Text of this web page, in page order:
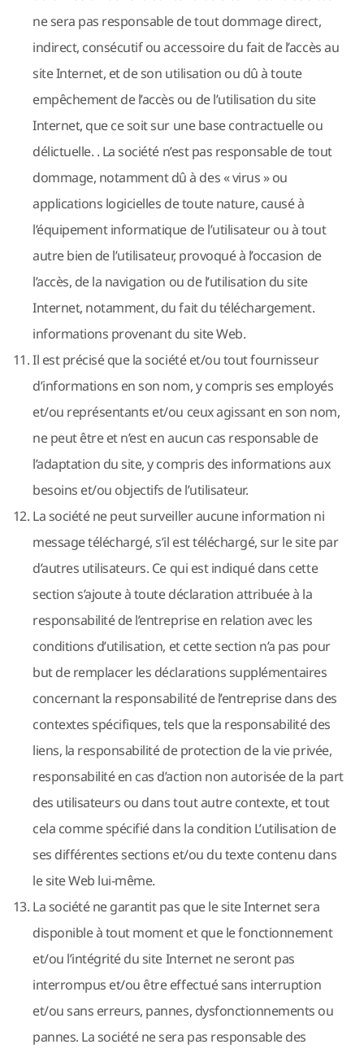
ne sera pas responsable de tout dommage direct,
indirect, consécutif ou accessoire du fait de l’accès au
site Internet, et de son utilisation ou dû à toute
empêchement de l’accès ou de l’utilisation du site
Internet, que ce soit sur une base contractuelle ou
délictuelle. . La société n’est pas responsable de tout
dommage, notamment dû à des « virus » ou
applications logicielles de toute nature, causé à
l’équipement informatique de l’utilisateur ou à tout
autre bien de l’utilisateur, provoqué à l’occasion de
l’accès, de la navigation ou de l’utilisation du site
Internet, notamment, du fait du téléchargement.
informations provenant du site Web.
Il est précisé que la société et/ou tout fournisseur
d’informations en son nom, y compris ses employés
et/ou représentants et/ou ceux agissant en son nom,
ne peut être et n’est en aucun cas responsable de
l’adaptation du site, y compris des informations aux
besoins et/ou objectifs de l’utilisateur.
La société ne peut surveiller aucune information ni
message téléchargé, s’il est téléchargé, sur le site par
d’autres utilisateurs. Ce qui est indiqué dans cette
section s’ajoute à toute déclaration attribuée à la
responsabilité de l’entreprise en relation avec les
conditions d’utilisation, et cette section n’a pas pour
but de remplacer les déclarations supplémentaires
concernant la responsabilité de l’entreprise dans des
contextes spécifiques, tels que la responsabilité des
liens, la responsabilité de protection de la vie privée,
responsabilité en cas d’action non autorisée de la part
des utilisateurs ou dans tout autre contexte, et tout
cela comme spécifié dans la condition L’utilisation de
ses différentes sections et/ou du texte contenu dans
le site Web lui-même.
La société ne garantit pas que le site Internet sera
disponible à tout moment et que le fonctionnement
et/ou l’intégrité du site Internet ne seront pas
interrompus et/ou être effectué sans interruption
et/ou sans erreurs, pannes, dysfonctionnements ou
pannes. La société ne sera pas responsable des